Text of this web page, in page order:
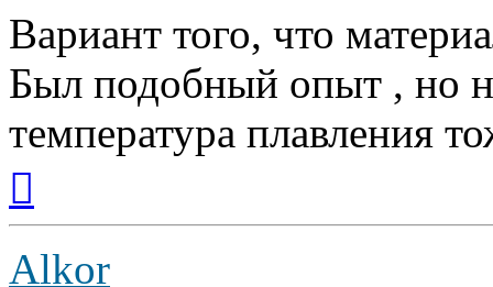
Вариант того, что
Был подобный опыт , но
температура плавления
началу
Alkor